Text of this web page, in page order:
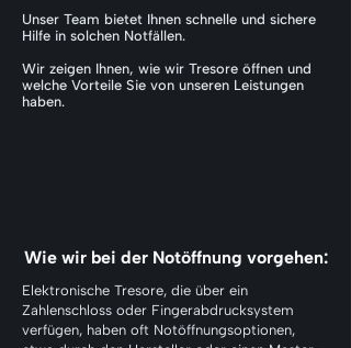
Unser Team bietet Ihnen schnelle und sichere
Hilfe in solchen Notfällen.
Wir zeigen Ihnen, wie wir Tresore öffnen und
welche Vorteile Sie von unseren Leistungen
haben.
Wie wir bei der Notöffnung vorgehen:
Elektronische Tresore, die über ein
Zahlenschloss oder Fingerabdrucksystem
verfügen, haben oft Notöffnungsoptionen,